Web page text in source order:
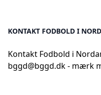
KONTAKT FODBOLD I
Kontakt Fodbold i
bggd@bggd.dk- mærk